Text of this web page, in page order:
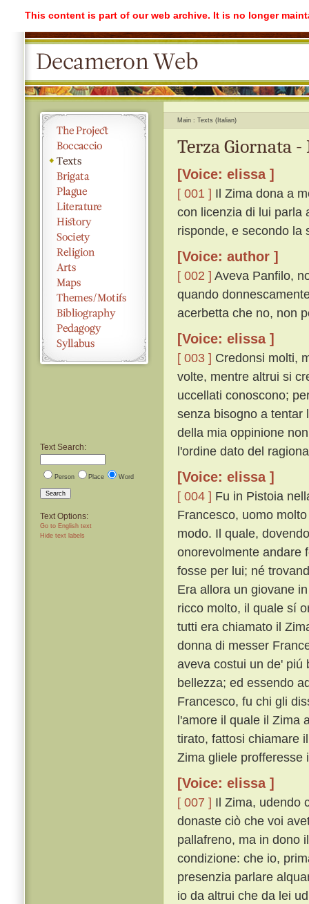
This content is part of our web archive. It is no longer
Text Search:
Person Place Word
Search
Text Options:
Go to English text
Hide text labels
Main Texts (Italian)
Terza Giornata
[Voice: elissa ]
[ 001 ] Il Zima dona a
con licenzia di lui parla
risponde, e secondo la
[Voice: author ]
[ 002 ] Aveva Panfilo,
quando
acerbetta che no, non
[Voice: elissa ]
[ 003 ] Credonsi molti,
volte, mentre altrui si
uccellati conoscono;
senza bisogno a tentar
della mia oppinione
l'ordine dato del
[Voice: elissa ]
[ 004 ] Fu in Pistoia
Francesco, uomo
modo. Il quale,
onorevolmente andare
fosse per lui; né
Era allora un giovane
ricco molto, il quale sí
tutti era chiamato il
donna di messer
aveva costui un de' piú
bellezza; ed essendo
Francesco, fu chi gli
l'amore il quale il Zima
tirato, fattosi chiamare
Zima gliele profferesse
[Voice: elissa ]
[ 007 ] Il Zima, udendo
donaste ciò che voi
pallafreno, ma in dono
condizione: che io,
presenzia parlare
io da altrui che da lei